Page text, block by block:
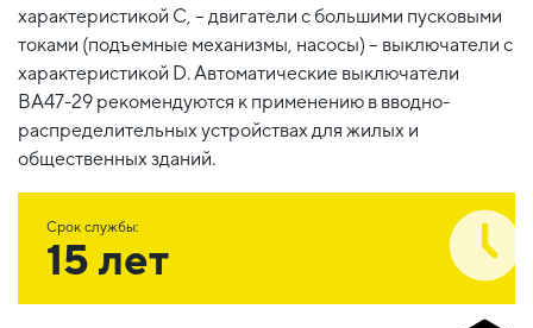
характеристикой C, – двигатели с большими пусковыми
токами (подъемные механизмы, насосы) – выключатели с
характеристикой D. Автоматические выключатели
ВА47-29 рекомендуются к применению в вводно-
распределительных устройствах для жилых и
общественных зданий.
Срок службы:
15 лет